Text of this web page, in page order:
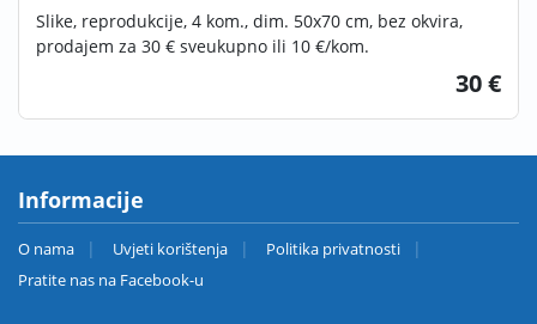
Slike, reprodukcije, 4 kom., dim. 50x70 cm, bez okvira,
prodajem za 30 € sveukupno ili 10 €/kom.
30 €
Informacije
O nama Uvjeti korištenja
Politika privatnosti
Pratite nas na Facebook-u